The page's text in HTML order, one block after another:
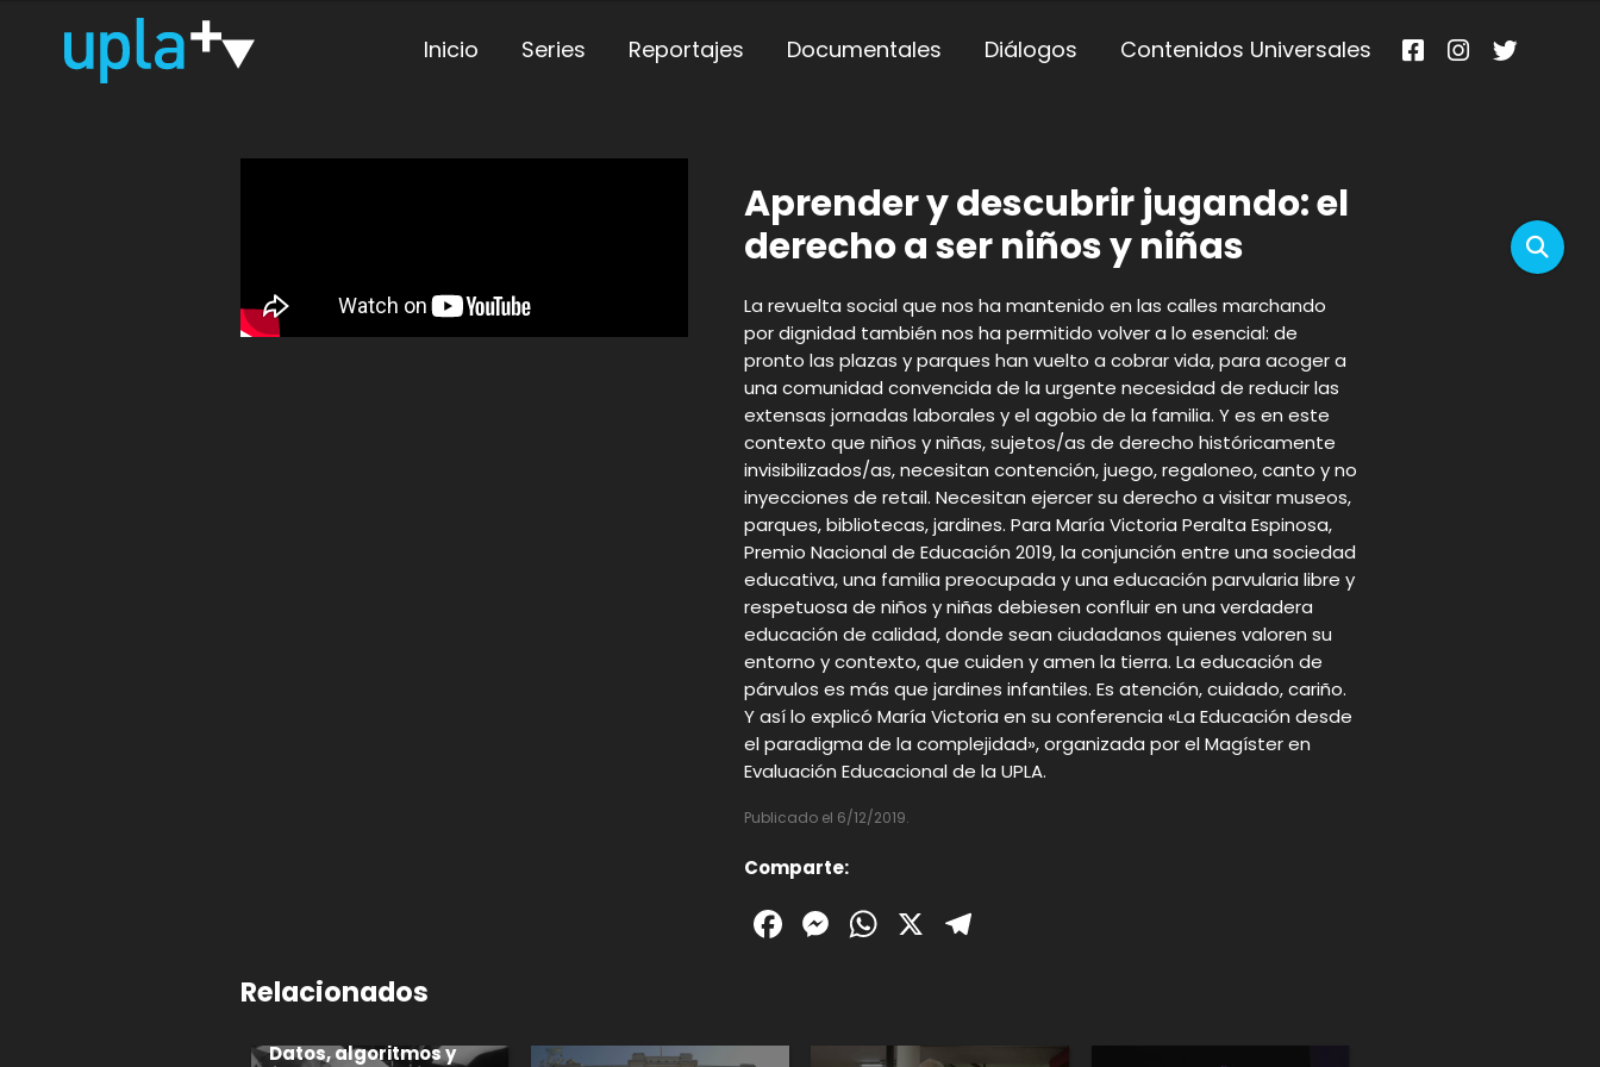
Inicio Series Reportajes Documentales Diálogos Contenidos Universales
Aprender y descubrir jugando: el
derecho a ser niños y niñas
La revuelta social que nos ha mantenido en las calles marchando
por dignidad también nos ha permitido volver a lo esencial: de
pronto las plazas y parques han vuelto a cobrar vida, para acoger a
una comunidad convencida de la urgente necesidad de reducir las
extensas jornadas laborales y el agobio de la familia. Y es en este
contexto que niños y niñas, sujetos/as de derecho históricamente
invisibilizados/as, necesitan contención, juego, regaloneo, canto y no
inyecciones de retail. Necesitan ejercer su derecho a visitar museos,
parques, bibliotecas, jardines. Para María Victoria Peralta Espinosa,
Premio Nacional de Educación 2019, la conjunción entre una sociedad
educativa, una familia preocupada y una educación parvularia libre y
respetuosa de niños y niñas debiesen confluir en una verdadera
educación de calidad, donde sean ciudadanos quienes valoren su
entorno y contexto, que cuiden y amen la tierra. La educación de
párvulos es más que jardines infantiles. Es atención, cuidado, cariño.
Y así lo explicó María Victoria en su conferencia «La Educación desde
el paradigma de la complejidad», organizada por el Magíster en
Evaluación Educacional de la UPLA.
Publicado el 6/12/2019.
Comparte:
Facebook
Messenger
WhatsApp
X
Relacionados
Datos, algoritmos y